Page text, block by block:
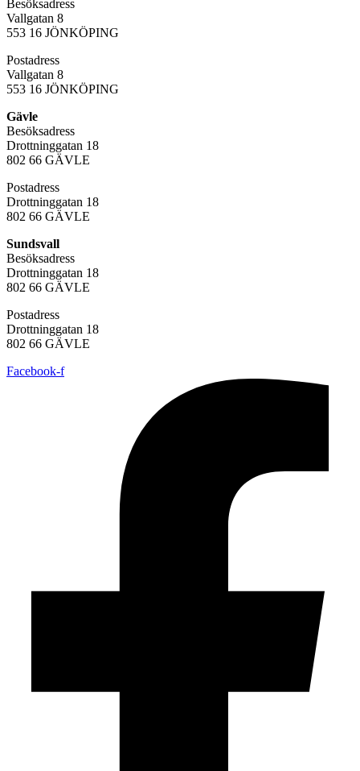
Besöksadress
Vallgatan 8
553 16 JÖNKÖPING
Postadress
Vallgatan 8
553 16 JÖNKÖPING
Gävle
Besöksadress
Drottninggatan 18
802 66 GÄVLE
Postadress
Drottninggatan 18
802 66 GÄVLE
Sundsvall
Besöksadress
Drottninggatan 18
802 66 GÄVLE
Postadress
Drottninggatan 18
802 66 GÄVLE
Facebook-f